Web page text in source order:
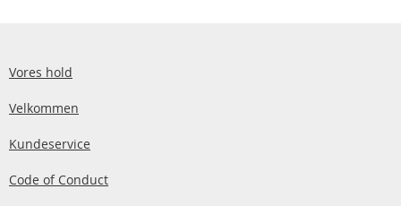
Vores hold
Velkommen
Kundeservice
Code of Conduct